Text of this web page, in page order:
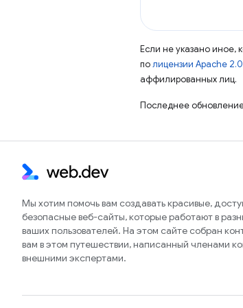
Если не указано иное,
полицензии Apache 2.0
аффилированных лиц.
Последнее
Мы хотим помочь вам создавать красивые,
безопасные веб-сайты, которые работают в
ваших пользователей. На этом сайте собран
вам в этом путешествии, написанный членами
внешними экспертами.